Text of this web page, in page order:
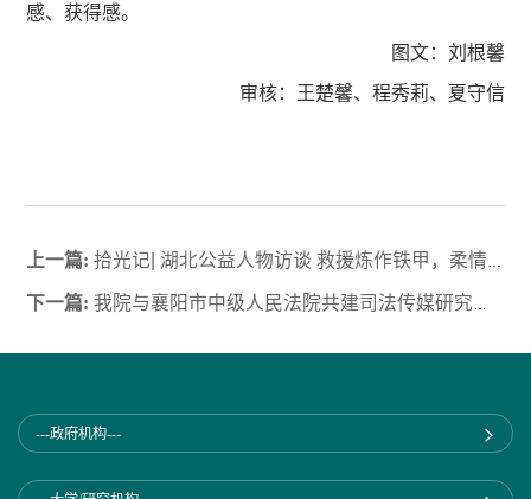
感、获得感。
图文：刘根馨
审核：王楚馨、程秀莉、夏守信
上一篇: 拾光记| 湖北公益人物访谈 救援炼作铁甲，柔情尽付桃李（上）
下一篇: 我院与襄阳市中级人民法院共建司法传媒研究中心揭牌仪式暨新闻舆论宣传专题研讨及培训会圆满举行
---政府机构---